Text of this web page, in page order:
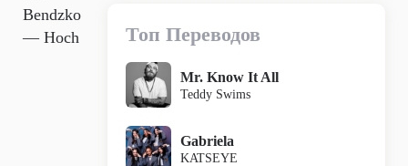
Bendzko
— Hoch
Топ Переводов
Mr. Know It All
Teddy Swims
Gabriela
KATSEYE